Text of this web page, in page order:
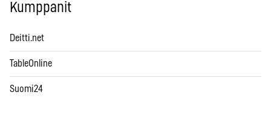
Kumppanit
Deitti.net
TableOnline
Suomi24